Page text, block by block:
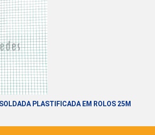
PLASTIFICADA EM ROLOS 25M